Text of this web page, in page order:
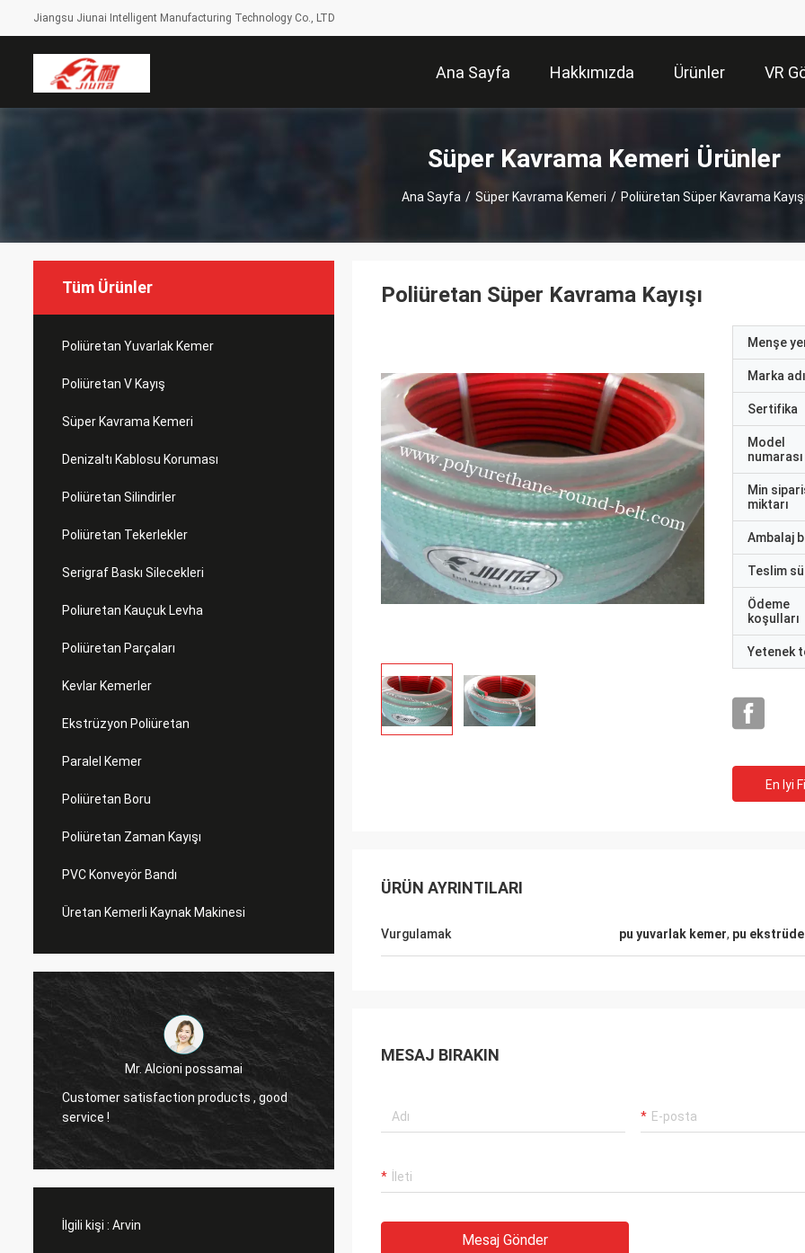
Jiangsu Jiunai Intelligent Manufacturing Technology Co., LTD
Ana Sayfa Hakkımızda Ürünler VR
Süper Kavrama Kemeri Ürünler
Ana Sayfa / Süper Kavrama Kemeri / Poliüretan Süper Kavrama Kayışı
Tüm Ürünler
Poliüretan Yuvarlak Kemer
Poliüretan V Kayış
Süper Kavrama Kemeri
Denizaltı Kablosu Koruması
Poliüretan Silindirler
Poliüretan Tekerlekler
Serigraf Baskı Silecekleri
Poliuretan Kauçuk Levha
Poliüretan Parçaları
Kevlar Kemerler
Ekstrüzyon Poliüretan
Paralel Kemer
Poliüretan Boru
Poliüretan Zaman Kayışı
PVC Konveyör Bandı
Üretan Kemerli Kaynak Makinesi
Mr. Alcioni possamai
Customer satisfaction products , good
service !
the belts you produced.
markets.
İlgili kişi : Arvin
Poliüretan Süper Kavrama Kayışı
Menşe
Marka adı
Sertifika
Model
numarası
Min
miktarı
Ambalaj
Teslim
Ödeme
koşulları
Yetenek
En Iyi
ÜRÜN AYRINTILARI
Vurgulamak pu yuvarlak kemer, pu
MESAJ BIRAKIN
Mesaj Gönder